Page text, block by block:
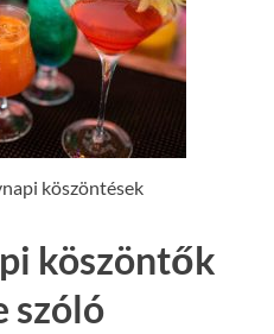
köszöntések
köszöntők
szóló